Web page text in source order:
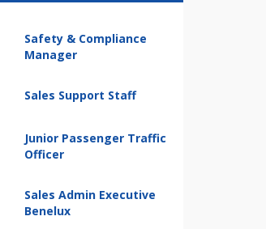
Safety & Compliance
Manager
Sales Support Staff
Junior Passenger Traffic
Officer
Sales Admin Executive
Benelux